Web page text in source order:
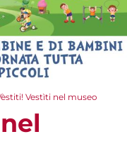
Vestìti nel museo